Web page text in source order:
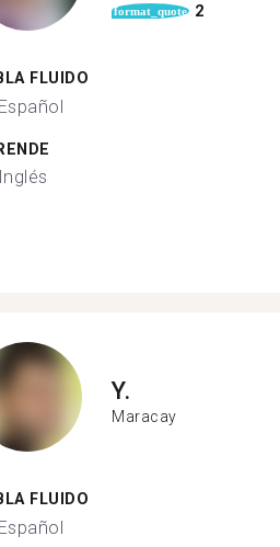
format_quote 2
FLUIDO
Español
Inglés
Y.
Maracay
FLUIDO
Español